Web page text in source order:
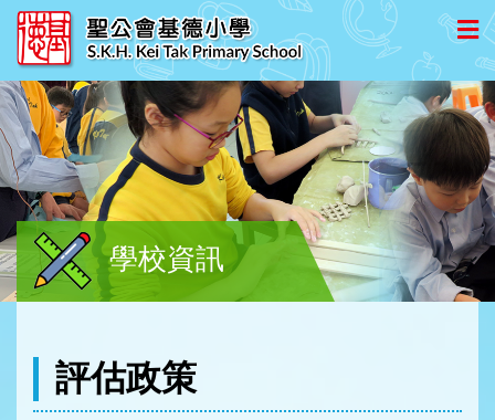
學校資訊
評估政策